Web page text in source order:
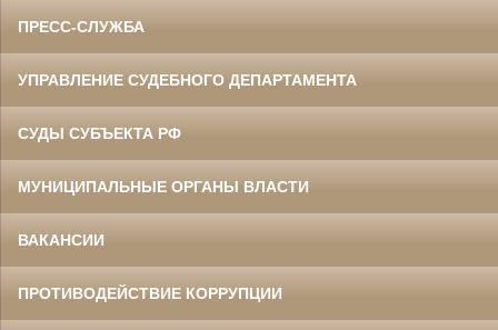
ПРЕСС-СЛУЖБА
УПРАВЛЕНИЕ СУДЕБНОГО ДЕПАРТАМЕНТА
СУДЫ СУБЪЕКТА РФ
МУНИЦИПАЛЬНЫЕ ОРГАНЫ ВЛАСТИ
ВАКАНСИИ
ПРОТИВОДЕЙСТВИЕ КОРРУПЦИИ